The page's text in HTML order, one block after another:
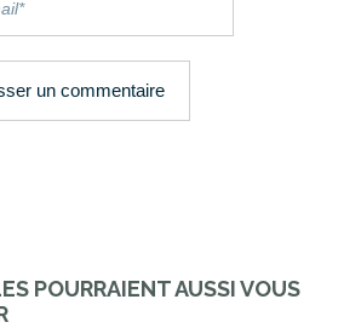
POURRAIENT AUSSI VOUS